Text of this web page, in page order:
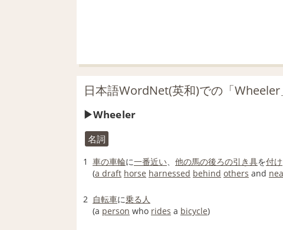
日本語WordNet(英和)での「Wheeler
Wheeler
名詞
1 車の車輪に一番近い 他の馬の後ろの引き具を付け
(a draft horse harnessed behind others and
2 自転車に乗る 人
(a person who rides a bicycle)